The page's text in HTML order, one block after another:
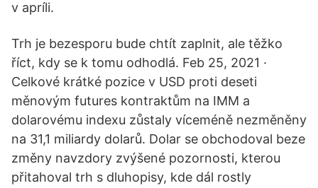
v apríli.
Trh je bezesporu bude chtít zaplnit, ale těžko
říct, kdy se k tomu odhodlá. Feb 25, 2021 ·
Celkové krátké pozice v USD proti deseti
měnovým futures kontraktům na IMM a
dolarovému indexu zůstaly víceméně nezměněny
na 31,1 miliardy dolarů. Dolar se obchodoval beze
změny navzdory zvýšené pozornosti, kterou
přitahoval trh s dluhopisy, kde dál rostly